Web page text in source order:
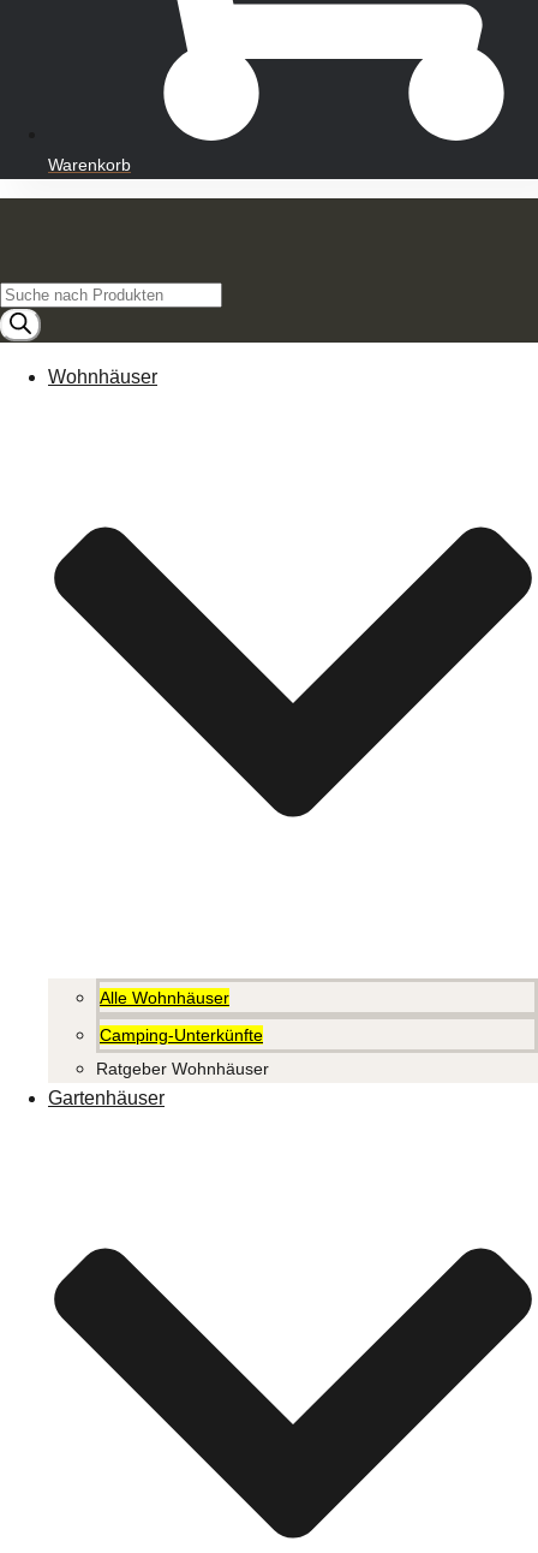
Warenkorb
Products
search
Wohnhäuser
Alle Wohnhäuser
Camping-Unterkünfte
Ratgeber Wohnhäuser
Gartenhäuser